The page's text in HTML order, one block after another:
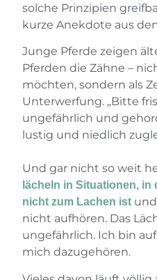
solche Prinzipien
kurze Anekdote aus
Junge Pferde zeigen
Pferden die Zähne –
möchten, sondern als
Unterwerfung. „Bitte
ungefährlich und
lustig und niedlich
Und gar nicht so weit
lächeln in Situationen,
nicht zum Lachen ist
nicht aufhören. Das
ungefährlich. Ich bin
mich dazugehören.